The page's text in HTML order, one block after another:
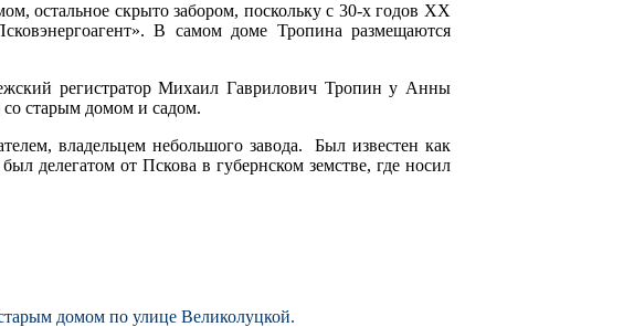
остальное скрыто забором, поскольку с 30-х годов XX
В самом доме Тропина размещаются
регистратор Михаил Гаврилович Тропин у Анны
старым домом и садом.
владельцем небольшого завода. Был известен как
делегатом от Пскова в губернском земстве, где носил
домом по улице Великолуцкой.